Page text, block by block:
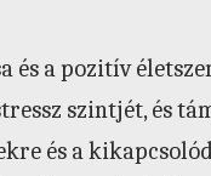
és a pozitív
szintjét, és
és a